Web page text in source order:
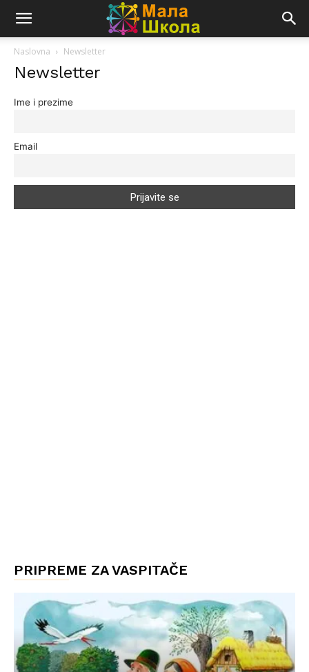
Naslovna Newsletter
Newsletter
Ime i prezime
Email
PRIPREME ZA VASPITAČE